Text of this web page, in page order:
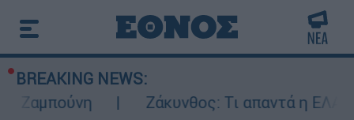
BREAKING NEWS:
Ζάκυνθος: Τι απαντά η ΕΛΑΣ για